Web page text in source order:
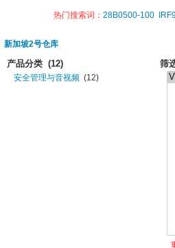
热门搜索词： 28B0500-100
新加坡2号仓库
产品分类 (12)
安全管理与音视频 (12)
筛